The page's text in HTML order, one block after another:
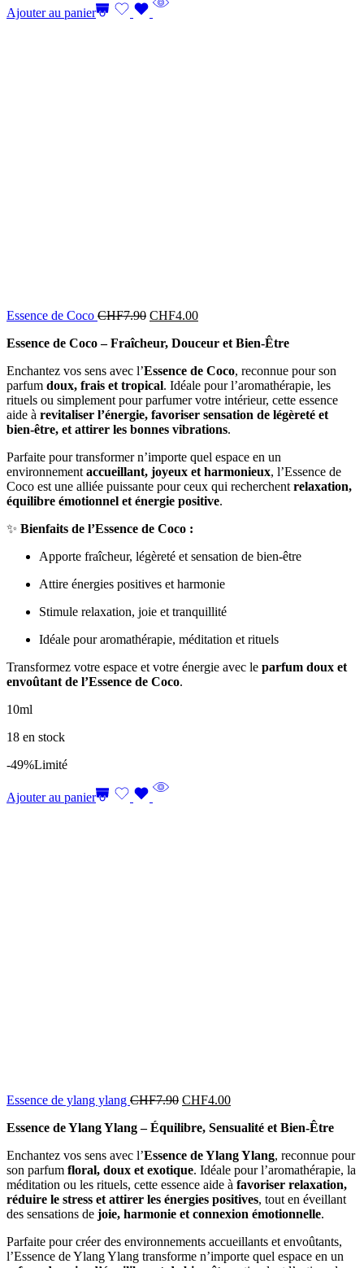
Ajouter au panier
Essence de Coco CHF7.90 CHF4.00
Essence de Coco – Fraîcheur, Douceur et Bien-Être
Enchantez vos sens avec l’Essence de Coco, reconnue pour son
parfum doux, frais et tropical. Idéale pour l’aromathérapie, les
rituels ou simplement pour parfumer votre intérieur, cette essence
aide à revitaliser l’énergie, favoriser sensation de légèreté et
bien-être, et attirer les bonnes vibrations.
Parfaite pour transformer n’importe quel espace en un
environnement accueillant, joyeux et harmonieux, l’Essence de
Coco est une alliée puissante pour ceux qui recherchent relaxation,
équilibre émotionnel et énergie positive.
✨ Bienfaits de l’Essence de Coco :
Apporte fraîcheur, légèreté et sensation de bien-être
Attire énergies positives et harmonie
Stimule relaxation, joie et tranquillité
Idéale pour aromathérapie, méditation et rituels
Transformez votre espace et votre énergie avec le parfum doux et
envoûtant de l’Essence de Coco.
10ml
18 en stock
-49%Limité
Ajouter au panier
Essence de ylang ylang CHF7.90 CHF4.00
Essence de Ylang Ylang – Équilibre, Sensualité et Bien-Être
Enchantez vos sens avec l’Essence de Ylang Ylang, reconnue pour
son parfum floral, doux et exotique. Idéale pour l’aromathérapie, la
méditation ou les rituels, cette essence aide à favoriser relaxation,
réduire le stress et attirer les énergies positives, tout en éveillant
des sensations de joie, harmonie et connexion émotionnelle.
Parfaite pour créer des environnements accueillants et envoûtants,
l’Essence de Ylang Ylang transforme n’importe quel espace en un